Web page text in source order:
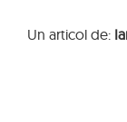
Un articol de: